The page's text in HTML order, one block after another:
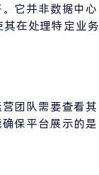
它并非数据中心
在处理特定业务
营团队需要查看其
保平台展示的是